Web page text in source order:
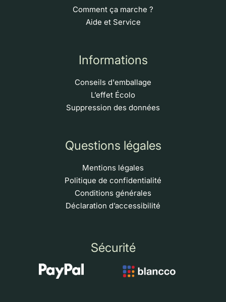
Comment ça marche ?
Aide et Service
Informations
Conseils d'emballage
L’effet Écolo
Suppression des données
Questions légales
Mentions légales
Politique de confidentialité
Conditions générales
Déclaration d’accessibilité
Sécurité